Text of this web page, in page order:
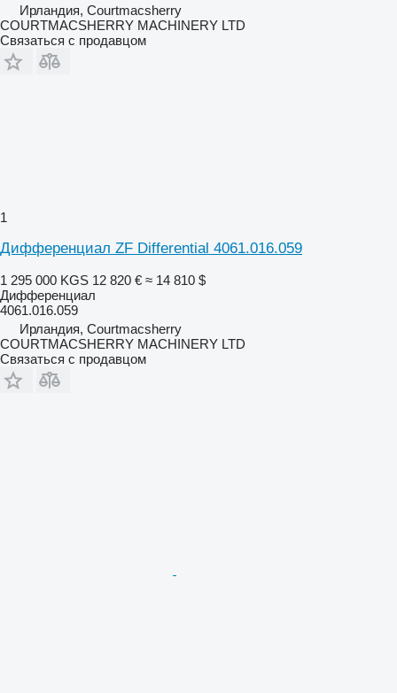
Ирландия, Courtmacsherry
COURTMACSHERRY MACHINERY LTD
Связаться с продавцом
1
Дифференциал ZF Differential 4061.016.059
1 295 000 KGS 12 820 € ≈ 14 810 $
Дифференциал
4061.016.059
Ирландия, Courtmacsherry
COURTMACSHERRY MACHINERY LTD
Связаться с продавцом